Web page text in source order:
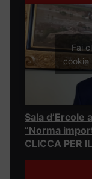
Fai
cookie
Sala
“Norma
CLICCA PER